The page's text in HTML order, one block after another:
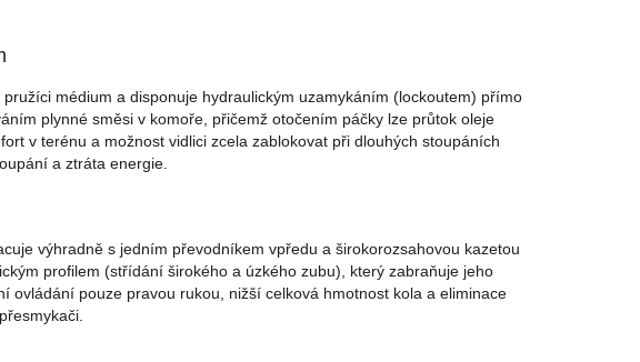
médium a disponuje hydraulickým uzamykáním (lockoutem) přímo
plynné směsi v komoře, přičemž otočením páčky lze průtok oleje
v terénu a možnost vidlici zcela zablokovat při dlouhých stoupáních
a ztráta energie.
výhradně s jedním převodníkem vpředu a širokorozsahovou kazetou
profilem (střídání širokého a úzkého zubu), který zabraňuje jeho
ovládání pouze pravou rukou, nižší celková hmotnost kola a eliminace